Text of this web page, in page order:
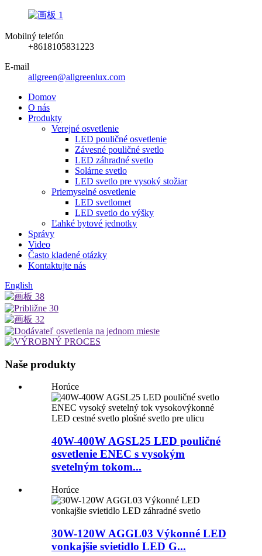
Mobilný telefón
+8618105831223
E-mail
allgreen@allgreenlux.com
Domov
O nás
Produkty
Verejné osvetlenie
LED pouličné osvetlenie
Závesné pouličné svetlo
LED záhradné svetlo
Solárne svetlo
LED svetlo pre vysoký stožiar
Priemyselné osvetlenie
LED svetlomet
LED svetlo do výšky
Ľahké bytové jednotky
Správy
Video
Často kladené otázky
Kontaktujte nás
English
Naše produkty
Horúce
40W-400W AGSL25 LED pouličné
osvetlenie ENEC s vysokým
svetelným tokom...
Horúce
30W-120W AGGL03 Výkonné LED
vonkajšie svietidlo LED G...